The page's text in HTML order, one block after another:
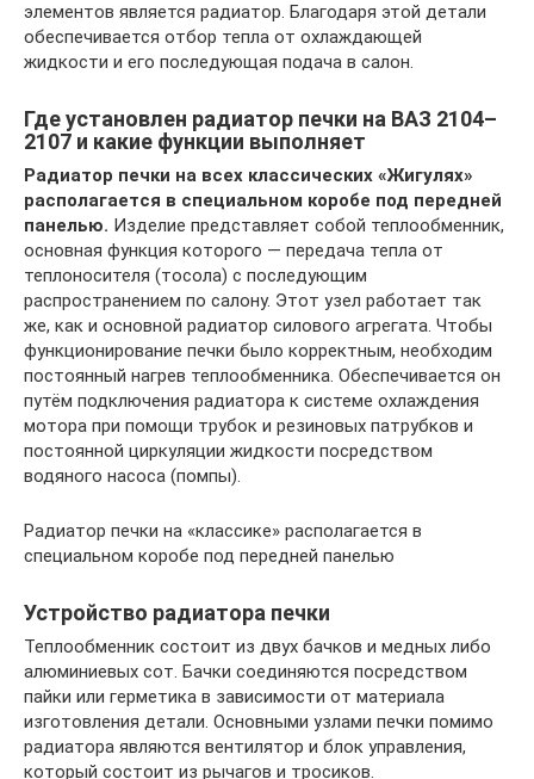
элементов является радиатор. Благодаря этой детали
обеспечивается отбор тепла от охлаждающей
жидкости и его последующая подача в салон.
Где установлен радиатор печки на ВАЗ 2104–
2107 и какие функции выполняет
Радиатор печки на всех классических «Жигулях»
располагается в специальном коробе под передней
панелью. Изделие представляет собой теплообменник,
основная функция которого — передача тепла от
теплоносителя (тосола) с последующим
распространением по салону. Этот узел работает так
же, как и основной радиатор силового агрегата. Чтобы
функционирование печки было корректным, необходим
постоянный нагрев теплообменника. Обеспечивается он
путём подключения радиатора к системе охлаждения
мотора при помощи трубок и резиновых патрубков и
постоянной циркуляции жидкости посредством
водяного насоса (помпы).
Радиатор печки на «классике» располагается в
специальном коробе под передней панелью
Устройство радиатора печки
Теплообменник состоит из двух бачков и медных либо
алюминиевых сот. Бачки соединяются посредством
пайки или герметика в зависимости от материала
изготовления детали. Основными узлами печки помимо
радиатора являются вентилятор и блок управления,
который состоит из рычагов и тросиков.